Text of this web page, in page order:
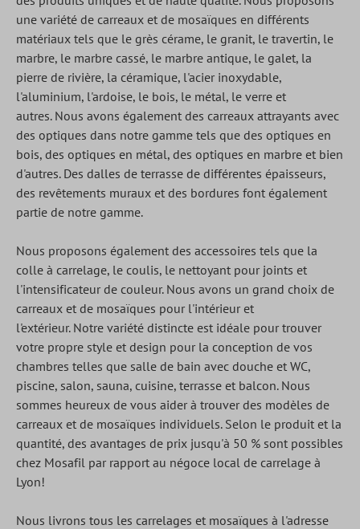
une variété de carreaux et de mosaïques en différents
matériaux tels que le grès cérame, le granit, le travertin, le
marbre, le marbre cassé, le marbre antique, le galet, la
pierre de rivière, la céramique, l'acier inoxydable,
l'aluminium, l'ardoise, le bois, le métal, le verre et
autres. Nous avons également des carreaux attrayants avec
des optiques dans notre gamme tels que des optiques en
bois, des optiques en métal, des optiques en marbre et bien
d'autres. Des dalles de terrasse de différentes épaisseurs,
des revêtements muraux et des bordures font également
partie de notre gamme.
Nous proposons également des accessoires tels que la
colle à carrelage, le coulis, le nettoyant pour joints et
l'intensificateur de couleur. Nous avons un grand choix de
carreaux et de mosaïques pour l'intérieur et
l'extérieur. Notre variété distincte est idéale pour trouver
votre propre style et design pour la conception de vos
chambres telles que salle de bain avec douche et WC,
piscine, salon, sauna, cuisine, terrasse et balcon. Nous
sommes heureux de vous aider à trouver des modèles de
carreaux et de mosaïques individuels. Selon le produit et la
quantité, des avantages de prix jusqu'à 50 % sont possibles
chez Mosafil par rapport au négoce local de carrelage à
Lyon!
Nous livrons tous les carrelages et mosaïques à l'adresse